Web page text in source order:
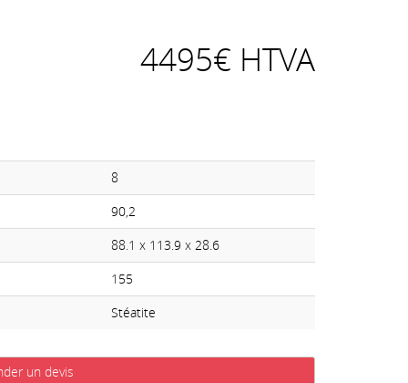
4495€ HTVA
8
90,2
88.1 x 113.9 x 28.6
155
Stéatite
un devis